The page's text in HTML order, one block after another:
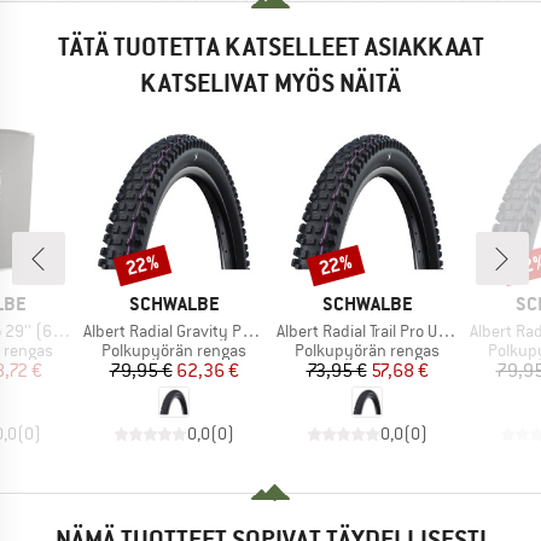
TÄTÄ TUOTETTA KATSELLEET ASIAKKAAT
KATSELIVAT MYÖS NÄITÄ
Gravity TLE
hinta
€
(0)
MERKKI
SCHWALBE
Tuote
Albert Radial Gravity Pro Ultra Soft 29''(63-622)
Tuoteryhmä
Polkupyörän rengas
Hinta
79,95 €Alennettu hinta
62,36 €
0,0(0)
Alennus
22%
MERKKI
SCHWALBE
Tuote
Albert Radial Trail Pro Ultra Soft TLR 29''
Tuoteryhmä
Polkupyörän rengas
Hinta
73,95 €Alennettu hinta
57,68 €
0,0(0)
Alennus
22%
Tuote
Albert Radial